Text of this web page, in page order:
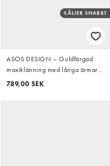
SÄLJER SNABBT
ASOS DESIGN – Guldfärgad
maxiklänning med långa ärmar,
vid fåll och knytdetaljer
789,00 SEK